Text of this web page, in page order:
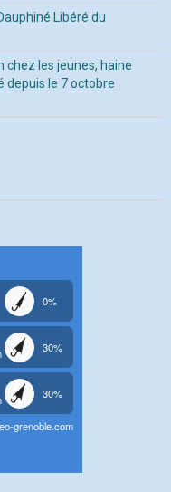
Libéré du
chez les jeunes, haine
depuis le 7 octobre